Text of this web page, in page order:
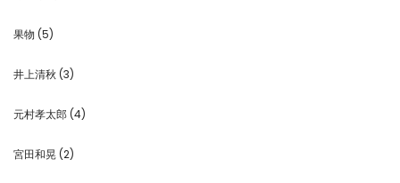
果物 (5)
井上清秋 (3)
元村孝太郎 (4)
宮田和晃 (2)